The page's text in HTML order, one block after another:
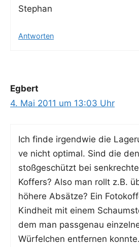
Stephan
Antworten
Egbert
4. Mai 2011 um 13:03 Uhr
Ich fin­de irgend­wie die
ve nicht opti­mal. Sind die
stoß­ge­schützt bei
Kof­fers? Also man rollt z.B.
höhe­re Absät­ze? Ein
Kind­heit mit einem
dem man pass­ge­nau
Wür­fel­chen ent­fer­nen